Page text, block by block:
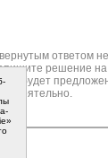
ответом
решение на
будет